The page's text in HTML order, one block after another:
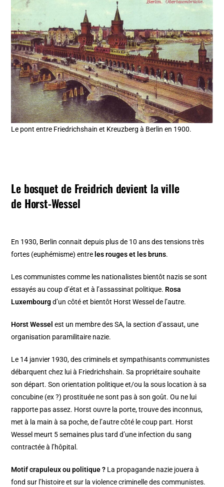
Le pont entre Friedrichshain et Kreuzberg à Berlin en 1900.
Le bosquet de Freidrich devient la ville
de Horst-Wessel
En 1930, Berlin connait depuis plus de 10 ans des tensions très
fortes (euphémisme) entre les rouges et les bruns.
Les communistes comme les nationalistes bientôt nazis se sont
essayés au coup d’état et à l’assassinat politique. Rosa
Luxembourgd’un côté et bientôt Horst Wessel de l’autre.
Horst Wessel est un membre des SA, la section d’assaut, une
organisation paramilitaire nazie.
Le 14 janvier 1930, des criminels et sympathisants communistes
débarquent chez lui à Friedrichshain. Sa propriétaire souhaite
son départ. Son orientation politique et/ou la sous location à sa
concubine (ex ?) prostituée ne sont pas à son goût. Ou ne lui
rapporte pas assez. Horst ouvre la porte, trouve des inconnus,
met à la main à sa poche, de l’autre côté le coup part. Horst
Wessel meurt 5 semaines plus tard d’une infection du sang
contractée à l’hôpital.
Motif crapuleux ou politique ? La propagande nazie jouera à
fond sur l’histoire et sur la violence criminelle des communistes.